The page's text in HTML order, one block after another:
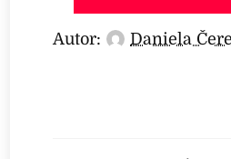
Autor: Daniela